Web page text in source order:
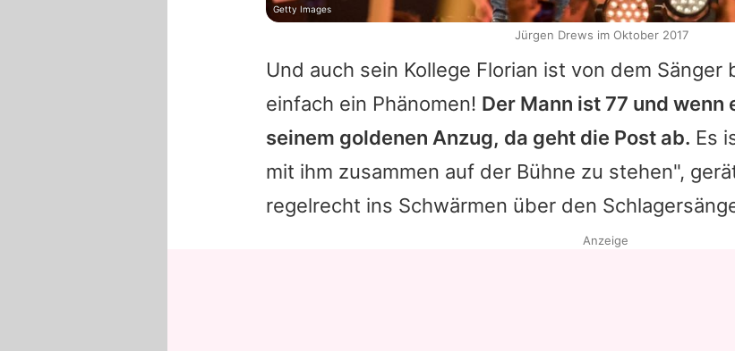
Und auch sein Kollege Florian ist von dem Sänger
einfach ein Phänomen! Der Mann ist 77 und wenn
seinem goldenen Anzug, da geht die Post ab. Es
mit ihm zusammen auf der Bühne zu stehen",
regelrecht ins Schwärmen über den
Getty Images
Jürgen Drews im Oktober 2017
Anzeige